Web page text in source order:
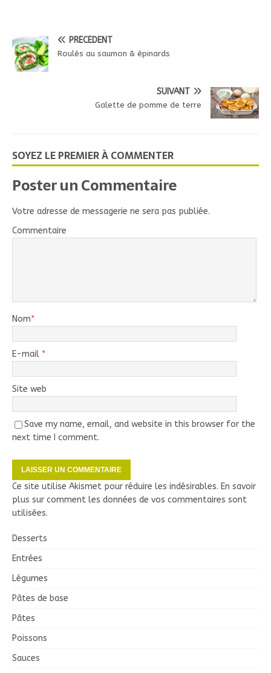
PRÉCÉDENT
Roulés au saumon & épinards
SUIVANT
Galette de pomme de terre
SOYEZ LE PREMIER À COMMENTER
Poster un Commentaire
Votre adresse de messagerie ne sera pas publiée.
Commentaire
Nom*
E-mail *
Site web
Save my name, email, and website in this browser for the
next time I comment.
Ce site utilise Akismet pour réduire les indésirables. En savoir
plus sur comment les données de vos commentaires sont
utilisées.
Desserts
Entrées
Légumes
Pâtes de base
Pâtes
Poissons
Sauces